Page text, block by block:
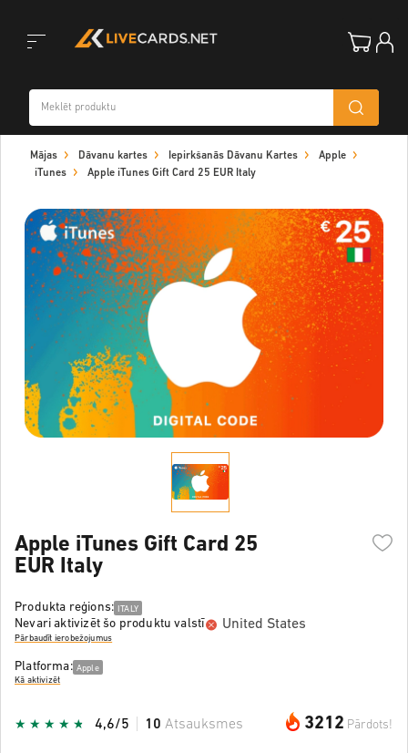
navigation
Mājas Dāvanu kartes Iepirkšanās Dāvanu Kartes
Apple
iTunes
Apple iTunes Gift Card 25 EUR Italy
Apple iTunes Gift Card 25
EUR Italy
Produkta reģions: ITALY
Nevari aktivizēt šo produktu valstī United States
Pārbaudīt ierobežojumus
Platforma: Apple
Kā aktivizēt
3212 Pārdots!
4,6/5 10 Atsauksmes